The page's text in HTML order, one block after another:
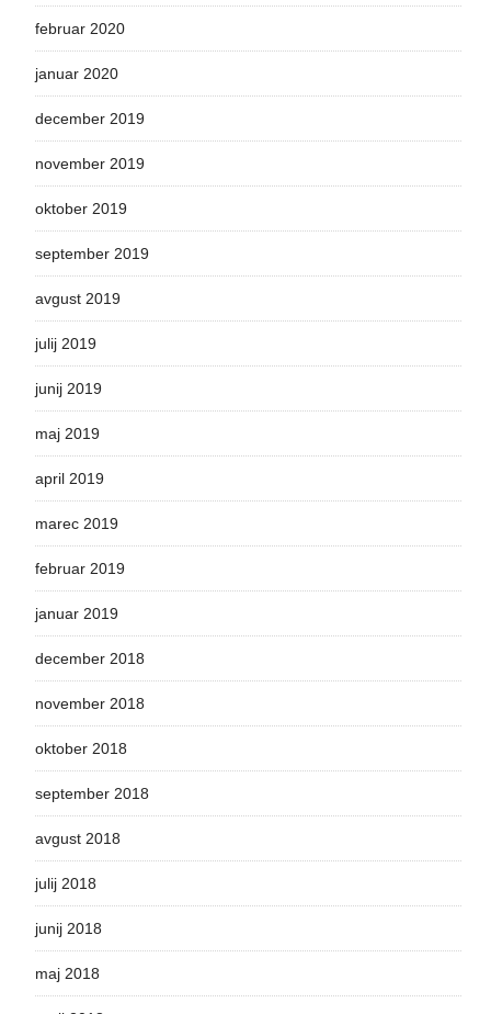
februar 2020
januar 2020
december 2019
november 2019
oktober 2019
september 2019
avgust 2019
julij 2019
junij 2019
maj 2019
april 2019
marec 2019
februar 2019
januar 2019
december 2018
november 2018
oktober 2018
september 2018
avgust 2018
julij 2018
junij 2018
maj 2018